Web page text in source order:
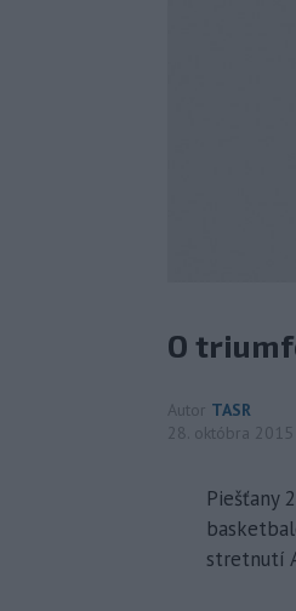
O
Autor TASR
28. októbra 2015
Piešťany
stretnutí